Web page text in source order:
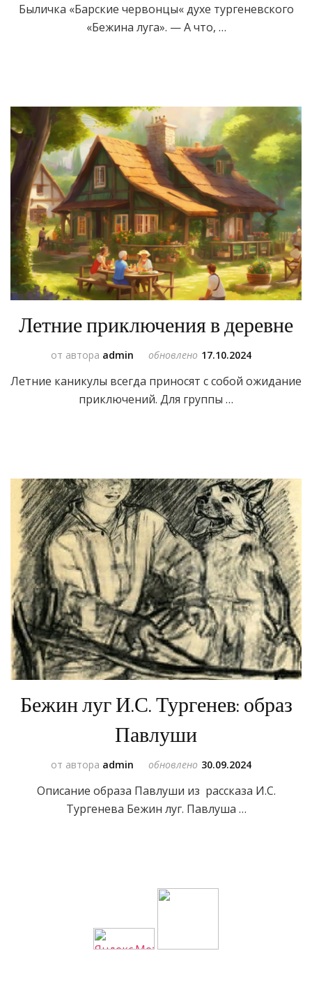
Быличка «Барские червонцы« духе тургеневского
«Бежина луга». — А что, …
Летние приключения в деревне
от автора admin обновлено 17.10.2024
Летние каникулы всегда приносят с собой ожидание
приключений. Для группы …
Бежин луг И.С. Тургенев: образ
Павлуши
от автора admin обновлено 30.09.2024
Описание образа Павлуши из рассказа И.С.
Тургенева Бежин луг. Павлуша …